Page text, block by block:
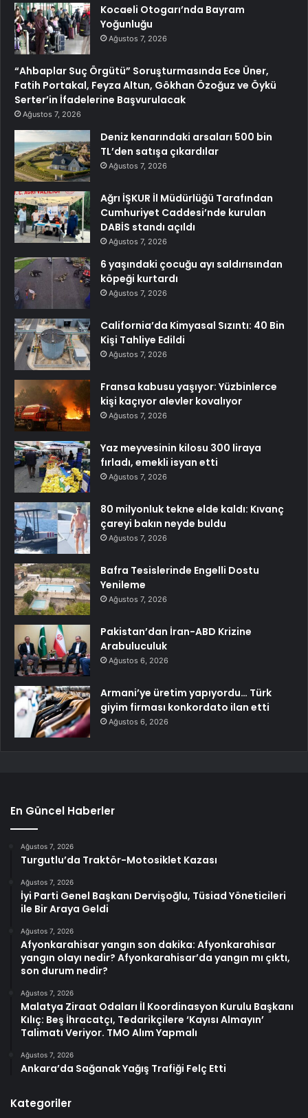
Kocaeli Otogarı’nda Bayram
Yoğunluğu
Ağustos 7, 2026
“Ahbaplar Suç Örgütü” Soruşturmasında Ece Üner,
Fatih Portakal, Feyza Altun, Gökhan Özoğuz ve Öykü
Serter’in İfadelerine Başvurulacak
Ağustos 7, 2026
Deniz kenarındaki arsaları 500 bin
TL’den satışa çıkardılar
Ağustos 7, 2026
Ağrı İŞKUR İl Müdürlüğü Tarafından
Cumhuriyet Caddesi’nde kurulan
DABİS standı açıldı
Ağustos 7, 2026
6 yaşındaki çocuğu ayı saldırısından
köpeği kurtardı
Ağustos 7, 2026
California’da Kimyasal Sızıntı: 40 Bin
Kişi Tahliye Edildi
Ağustos 7, 2026
Fransa kabusu yaşıyor: Yüzbinlerce
kişi kaçıyor alevler kovalıyor
Ağustos 7, 2026
Yaz meyvesinin kilosu 300 liraya
fırladı, emekli isyan etti
Ağustos 7, 2026
80 milyonluk tekne elde kaldı: Kıvanç
çareyi bakın neyde buldu
Ağustos 7, 2026
Bafra Tesislerinde Engelli Dostu
Yenileme
Ağustos 7, 2026
Pakistan’dan İran-ABD Krizine
Arabuluculuk
Ağustos 6, 2026
Armani’ye üretim yapıyordu… Türk
giyim firması konkordato ilan etti
Ağustos 6, 2026
En Güncel Haberler
Ağustos 7, 2026
Turgutlu’da Traktör-Motosiklet Kazası
Ağustos 7, 2026
İyi Parti Genel Başkanı Dervişoğlu, Tüsiad Yöneticileri
ile Bir Araya Geldi
Ağustos 7, 2026
Afyonkarahisar yangın son dakika: Afyonkarahisar
yangın olayı nedir? Afyonkarahisar’da yangın mı çıktı,
son durum nedir?
Ağustos 7, 2026
Malatya Ziraat Odaları İl Koordinasyon Kurulu Başkanı
Kılıç: Beş İhracatçı, Tedarikçilere ‘Kayısı Almayın’
Talimatı Veriyor. TMO Alım Yapmalı
Ağustos 7, 2026
Ankara’da Sağanak Yağış Trafiği Felç Etti
Kategoriler